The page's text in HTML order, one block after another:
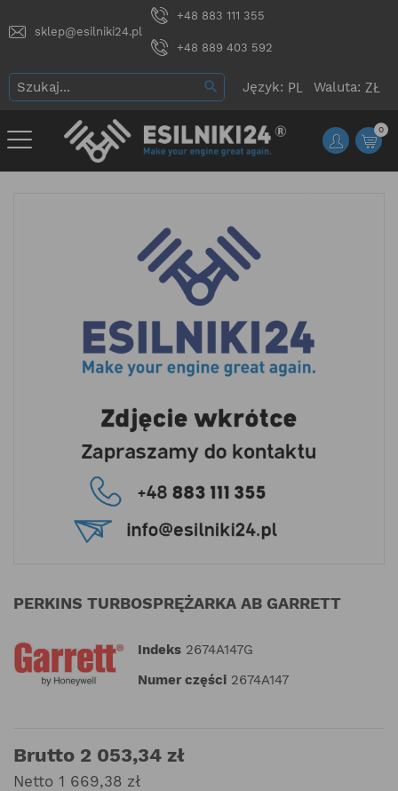
sklep@esilniki24.pl
+48 883 111 355
+48 889 403 592
Język: Waluta:
0
PERKINS TURBOSPRĘŻARKA AB GARRETT
Indeks 2674A147G
Numer części 2674A147
Brutto 2 053,34 zł
Netto 1 669,38 zł